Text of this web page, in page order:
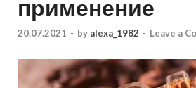
применение
20.07.2021 - by alexa_1982 - Leave a